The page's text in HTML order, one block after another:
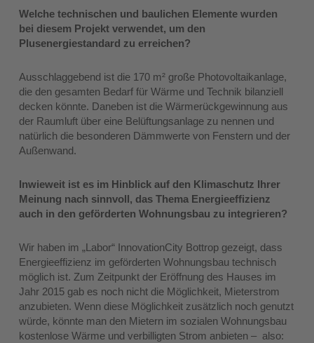
Welche technischen und baulichen Elemente wurden
bei diesem Projekt verwendet, um den
Plusenergiestandard zu erreichen?
Ausschlaggebend ist die 170 m² große Photovoltaikanlage,
die den gesamten Bedarf für Wärme und Technik bilanziell
decken könnte. Daneben ist die Wärmerückgewinnung aus
der Raumluft über eine Belüftungsanlage zu nennen und
natürlich die besonderen Dämmwerte von Fenstern und der
Außenwand.
Inwieweit ist es im Hinblick auf den Klimaschutz Ihrer
Meinung nach sinnvoll, das Thema Energieeffizienz
auch in den geförderten Wohnungsbau zu integrieren?
Wir haben im „Labor“ InnovationCity Bottrop gezeigt, dass
Energieeffizienz im geförderten Wohnungsbau technisch
möglich ist. Zum Zeitpunkt der Eröffnung des Hauses im
Jahr 2015 gab es noch nicht die Möglichkeit, Mieterstrom
anzubieten. Wenn diese Möglichkeit zusätzlich noch genutzt
würde, könnte man den Mietern im sozialen Wohnungsbau
kostenlose Wärme und verbilligten Strom anbieten – also: